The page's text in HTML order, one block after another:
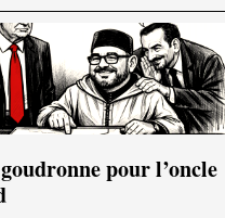
pour l’oncle